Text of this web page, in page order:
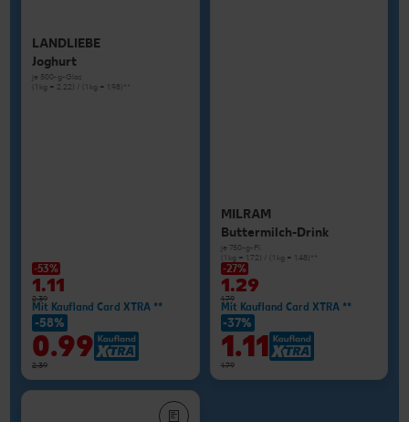
LANDLIEBE
Joghurt
je 500-g-Glas
(1 kg = 2.22) / (1 kg = 1.98)**
-53%
1.11
2.39
Mit Kaufland Card XTRA **
-58%
0.99
2.39
MILRAM
Buttermilch-Drink
je 750-g-Fl.
(1 kg = 1.72) / (1 kg = 1.48)**
-27%
1.29
1.79
Mit Kaufland Card XTRA **
-37%
1.11
1.79